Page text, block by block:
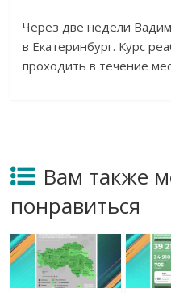
Через две недели
в Екатеринбург. Курс
проходить в течение
Вам также
понравиться